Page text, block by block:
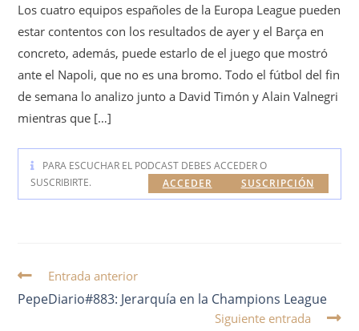
Los cuatro equipos españoles de la Europa League pueden
estar contentos con los resultados de ayer y el Barça en
concreto, además, puede estarlo de el juego que mostró
ante el Napoli, que no es una bromo. Todo el fútbol del fin
de semana lo analizo junto a David Timón y Alain Valnegri
mientras que […]
PARA ESCUCHAR EL PODCAST DEBES ACCEDER O
SUSCRIBIRTE.
SUSCRIPCIÓN
ACCEDER
Entrada anterior
PepeDiario#883: Jerarquía en la Champions League
Siguiente entrada